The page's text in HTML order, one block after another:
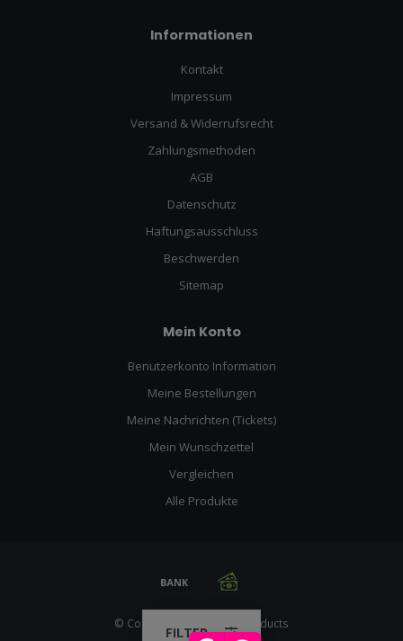
Informationen
Kontakt
Impressum
Versand & Widerrufsrecht
Zahlungsmethoden
AGB
Datenschutz
Haftungsausschluss
Beschwerden
Sitemap
Mein Konto
Benutzerkonto Information
Meine Bestellungen
Meine Nachrichten (Tickets)
Mein Wunschzettel
Vergleichen
Alle Produkte
© Copyright 2026 Racing Products
FILTER